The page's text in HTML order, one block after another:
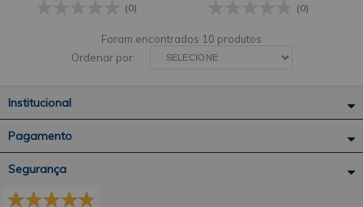
(0) (0)
10 produtos
Ordenar por:
Institucional
Pagamento
Segurança